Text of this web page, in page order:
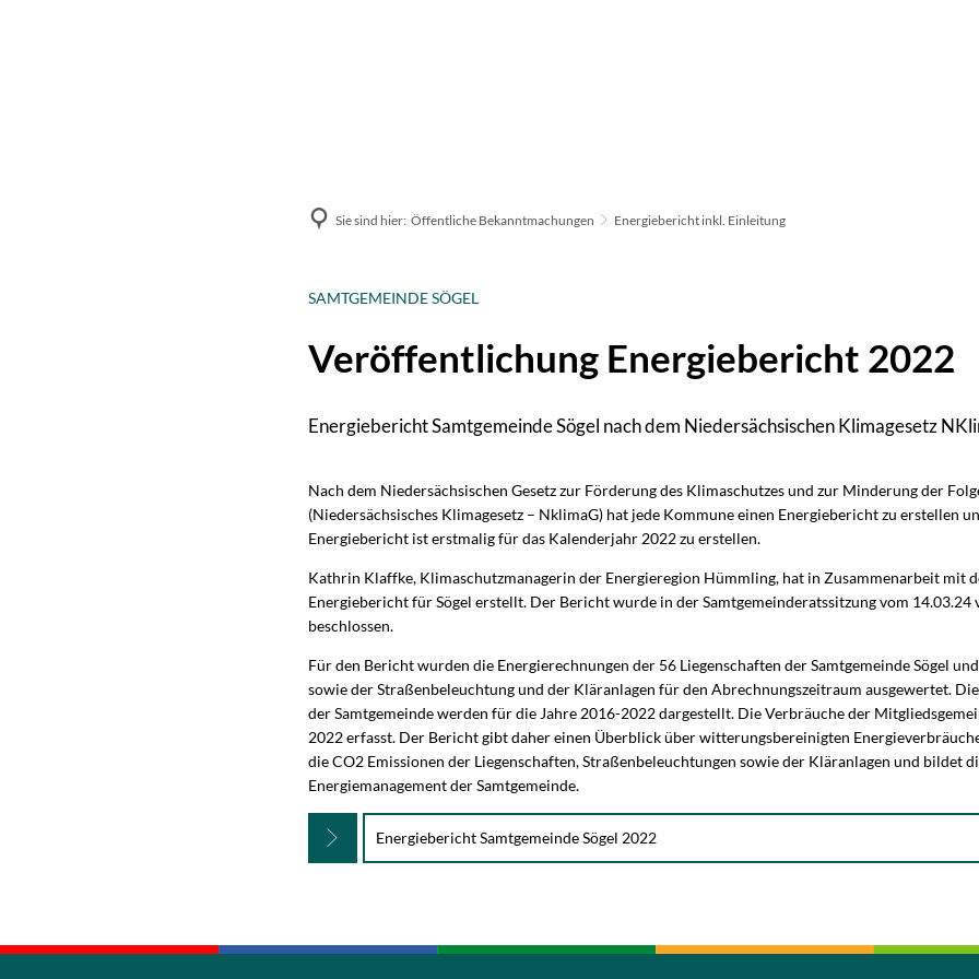
Sie sind hier: Öffentliche Bekanntmachungen Energiebericht inkl. Einleitung
SAMTGEMEINDE SÖGEL
Veröffentlichung Energiebericht 2022
Energiebericht Samtgemeinde Sögel nach dem Niedersächsischen Klimagesetz
Nach dem Niedersächsischen Gesetz zur Förderung des Klimaschutzes und zur Minderung der
(Niedersächsisches Klimagesetz – NklimaG) hat jede Kommune einen Energiebericht zu erstellen
Energiebericht ist erstmalig für das Kalenderjahr 2022 zu erstellen.
Kathrin Klaffke, Klimaschutzmanagerin der Energieregion Hümmling, hat in Zusammenarbeit mit
Energiebericht für Sögel erstellt. Der Bericht wurde in der Samtgemeinderatssitzung vom 14.03.24
beschlossen.
Für den Bericht wurden die Energierechnungen der 56 Liegenschaften der Samtgemeinde Sögel
sowie der Straßenbeleuchtung und der Kläranlagen für den Abrechnungszeitraum ausgewertet.
der Samtgemeinde werden für die Jahre 2016-2022 dargestellt. Die Verbräuche der
2022 erfasst. Der Bericht gibt daher einen Überblick über witterungsbereinigten
die CO2 Emissionen der Liegenschaften, Straßenbeleuchtungen sowie der Kläranlagen und bildet
Energiemanagement der Samtgemeinde.
Energiebericht Samtgemeinde Sögel 2022